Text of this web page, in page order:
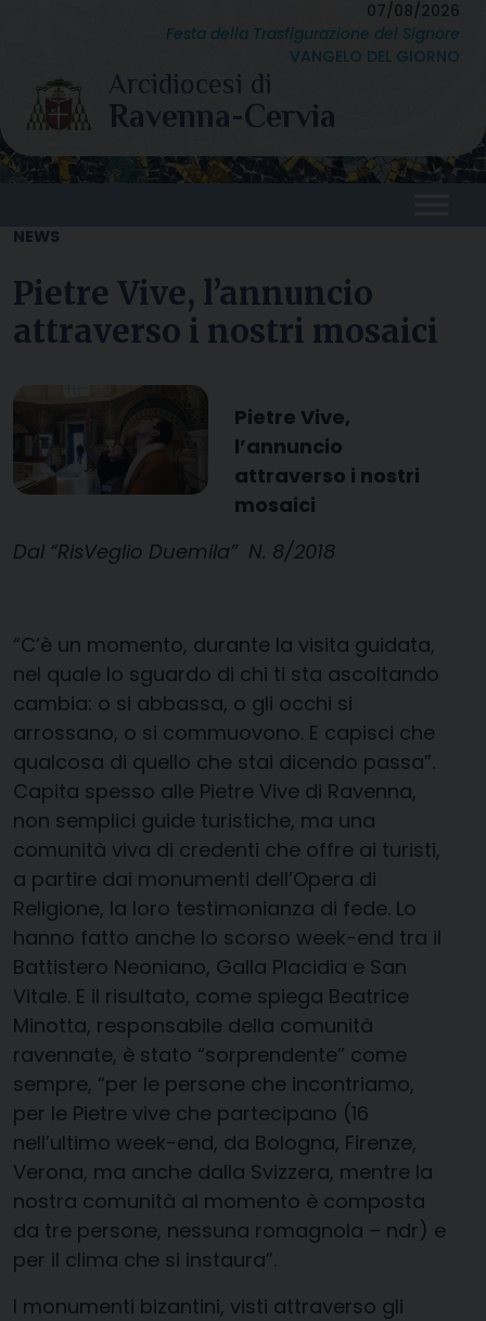
content
07/08/2026
Festa della Trasfigurazione del Signore
VANGELO DEL GIORNO
NEWS
Pietre Vive, l’annuncio
attraverso i nostri mosaici
Pietre Vive,
l’annuncio
attraverso i nostri
mosaici
Dal “RisVeglio Duemila” N. 8/2018
“C’è un momento, durante la visita guidata,
nel quale lo sguardo di chi ti sta ascoltando
cambia: o si abbassa, o gli occhi si
arrossano, o si commuovono. E capisci che
qualcosa di quello che stai dicendo passa”.
Capita spesso alle Pietre Vive di Ravenna,
non semplici guide turistiche, ma una
comunità viva di credenti che offre ai turisti,
a partire dai monumenti dell’Opera di
Religione, la loro testimonianza di fede. Lo
hanno fatto anche lo scorso week-end tra il
Battistero Neoniano, Galla Placidia e San
Vitale. E il risultato, come spiega Beatrice
Minotta, responsabile della comunità
ravennate, è stato “sorprendente” come
sempre, “per le persone che incontriamo,
per le Pietre vive che partecipano (16
nell’ultimo week-end, da Bologna, Firenze,
Verona, ma anche dalla Svizzera, mentre la
nostra comunità al momento è composta
da tre persone, nessuna romagnola – ndr) e
per il clima che si instaura”.
I monumenti bizantini, visti attraverso gli